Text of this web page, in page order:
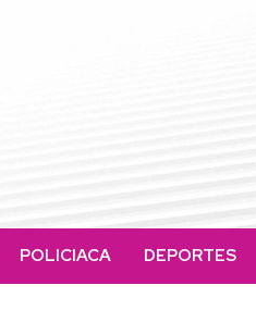
POLICIACA DEPORTES